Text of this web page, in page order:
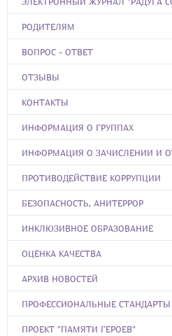
РОДИТЕЛЯМ
ВОПРОС - ОТВЕТ
ОТЗЫВЫ
КОНТАКТЫ
ИНФОРМАЦИЯ О ГРУППАХ
ИНФОРМАЦИЯ О ЗАЧИСЛЕНИИ И
ПРОТИВОДЕЙСТВИЕ КОРРУПЦИИ
БЕЗОПАСНОСТЬ, АНИТЕРРОР
ИНКЛЮЗИВНОЕ ОБРАЗОВАНИЕ
ОЦЕНКА КАЧЕСТВА
АРХИВ НОВОСТЕЙ
ПРОФЕССИОНАЛЬНЫЕ СТАНДАРТЫ
ПРОЕКТ "ПАМЯТИ ГЕРОЕВ"